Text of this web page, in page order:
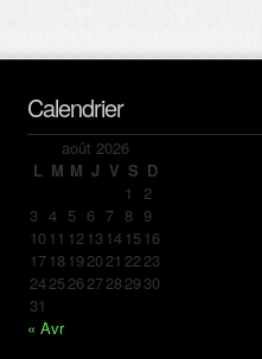
Calendrier
août 2026
L M M J V S D
1 2
3 4 5 6 7 8 9
10 11 12 13 14 15 16
17 18 192021 2223
24252627282930
31
« Avr